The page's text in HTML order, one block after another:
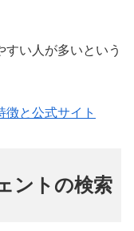
すい人が多いという
徴と公式サイト
ントの検索